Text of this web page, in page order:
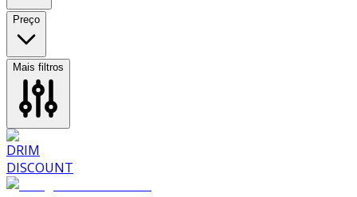
Preço
Mais filtros